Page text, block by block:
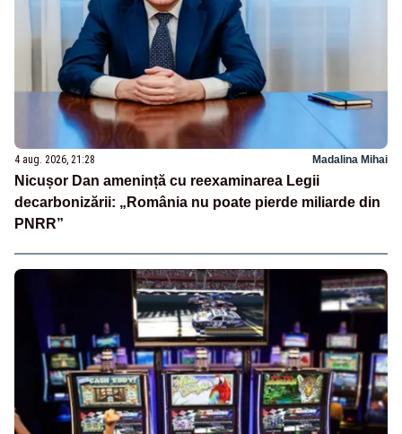
4 aug. 2026, 21:28 Madalina Mihai
Nicușor Dan amenință cu reexaminarea Legii
decarbonizării: „România nu poate pierde miliarde din
PNRR”